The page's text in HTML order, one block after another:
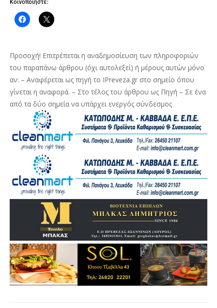
Κοινοποιήστε:
Προσοχή! Επιτρέπεται η αναδημοσίευση των πληροφοριών
του παραπάνω άρθρου (όχι αυτολεξεί) ή μέρους αυτών μόνο
αν: – Αναφέρεται ως πηγή το IPreveza.gr στο σημείο όπου
γίνεται η αναφορά. – Στο τέλος του άρθρου ως Πηγή – Σε ένα
από τα δύο σημεία να υπάρχει ενεργός σύνδεσμος